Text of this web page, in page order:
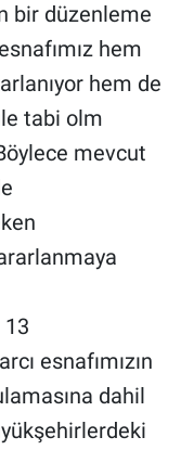
bir düzenleme
hem
hem de
tabi olm
mevcut
13
esnafımızın
dahil